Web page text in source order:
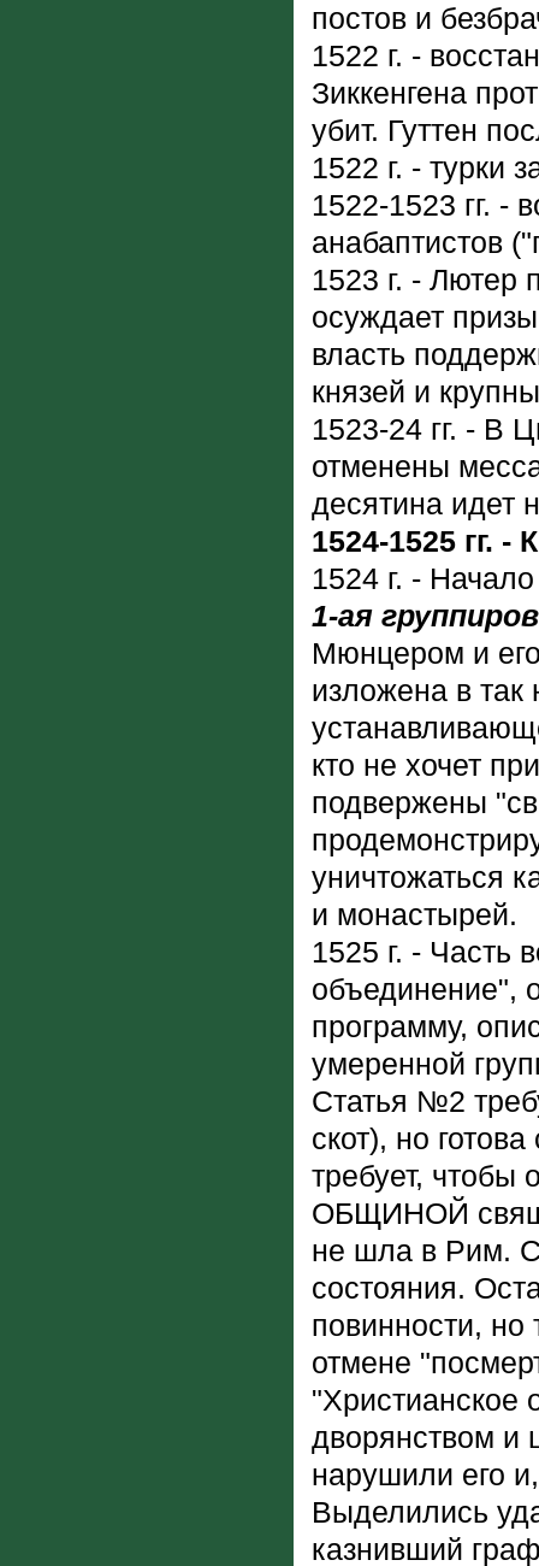
постов и
1522 г. -
Зиккенгена
убит. Гуттен
1522 г. - турки
1522-1523 гг. -
анабаптистов
1523 г. - Лютер
осуждает
власть
князей и
1523-24 гг. - В
отменены
десятина идет
1524-1525 гг.
1524 г. -
1-ая
Мюнцером и
изложена в
кто не хочет
подвержены
уничтожаться
и монастырей.
1525 г. - Часть
объединение",
программу,
умеренной
Статья №2
скот), но
требует,
ОБЩИНОЙ
не шла в Рим.
состояния.
повинности, но
отмене
"Христианское
дворянством и
нарушили его
Выделились
казнивший